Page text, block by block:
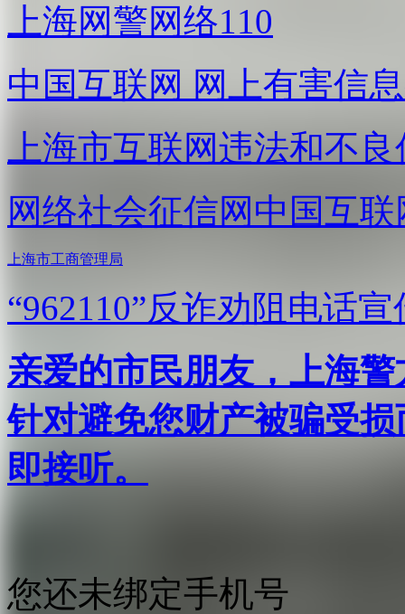
上海网警网络110
中国互联网 网上有害信
上海市互联网违法和不
网络社会征信网 中国互
上海市工商管理局
“962110”反诈劝阻电话宣
亲爱的市民朋友，上海
针对避免您财产被骗受
即接听。
您还未绑定手机号